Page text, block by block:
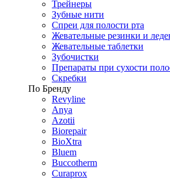
Трейнеры
Зубные нити
Спреи для полости рта
Жевательные резинки и
Жевательные таблетки
Зубочистки
Препараты при сухости
Скребки
По Бренду
Revyline
Anya
Azotii
Biorepair
BioXtra
Bluem
Buccotherm
Curaprox